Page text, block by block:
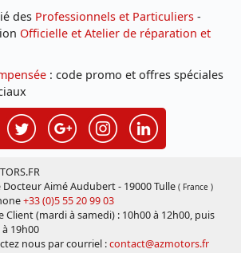
des Professionnels et Particuliers -
Officielle et Atelier de réparation et
: code promo et offres spéciales
Docteur Aimé Audubert - 19000 Tulle ( France )
+33 (0)5 55 20 99 03
Client (mardi à samedi) : 10h00 à 12h00, puis
19h00
nous par courriel :contact@azmotors.fr